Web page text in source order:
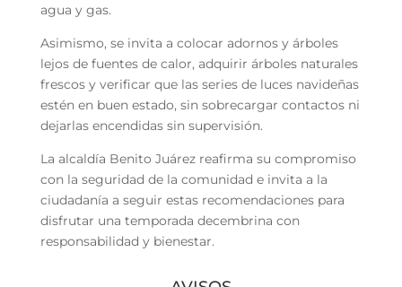
agua y gas.
Asimismo, se invita a colocar adornos y árboles
lejos de fuentes de calor, adquirir árboles naturales
frescos y verificar que las series de luces navideñas
estén en buen estado, sin sobrecargar contactos ni
dejarlas encendidas sin supervisión.
La alcaldía Benito Juárez reafirma su compromiso
con la seguridad de la comunidad e invita a la
ciudadanía a seguir estas recomendaciones para
disfrutar una temporada decembrina con
responsabilidad y bienestar.